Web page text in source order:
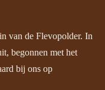
van de Flevopolder. In
begonnen met het
bij ons op